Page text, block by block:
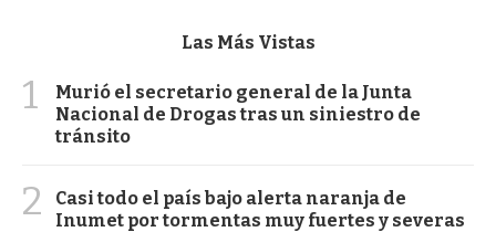
Las Más Vistas
1
Murió el secretario general de la Junta
Nacional de Drogas tras un siniestro de
tránsito
2
Casi todo el país bajo alerta naranja de
Inumet por tormentas muy fuertes y severas